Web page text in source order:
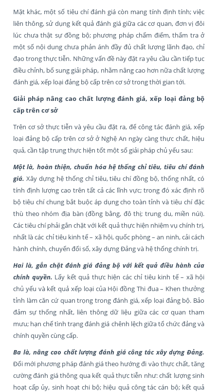
Mặt khác, một số tiêu chí đánh giá còn mang tính định tính; việc
liên thông, sử dụng kết quả đánh giá giữa các cơ quan, đơn vị đôi
lúc chưa thật sự đồng bộ; phương pháp chấm điểm, thẩm tra ở
một số nội dung chưa phản ánh đầy đủ chất lượng lãnh đạo, chỉ
đạo trong thực tiễn. Những vấn đề này đặt ra yêu cầu cần tiếp tục
điều chỉnh, bổ sung giải pháp, nhằm nâng cao hơn nữa chất lượng
đánh giá, xếp loại đảng bộ cấp trên cơ sở trong thời gian tới.
Giải pháp nâng cao chất lượng đánh giá, xếp loại đảng bộ
cấp trên cơ sở
Trên cơ sở thực tiễn và yêu cầu đặt ra, để công tác đánh giá, xếp
loại đảng bộ cấp trên cơ sở ở Nghệ An ngày càng thực chất, hiệu
quả, cần tập trung thực hiện tốt một số giải pháp chủ yếu sau:
Một là, hoàn thiện, chuẩn hóa hệ thống chỉ tiêu, tiêu chí đánh
giá. Xây dựng hệ thống chỉ tiêu, tiêu chí đồng bộ, thống nhất, có
tính định lượng cao trên tất cả các lĩnh vực; trong đó xác định rõ
bộ tiêu chí chung bắt buộc áp dụng cho toàn tỉnh và tiêu chí đặc
thù theo nhóm địa bàn (đồng bằng, đô thị; trung du, miền núi).
Các tiêu chí phải gắn chặt với kết quả thực hiện nhiệm vụ chính trị,
nhất là các chỉ tiêu kinh tế – xã hội, quốc phòng – an ninh, cải cách
hành chính, chuyển đổi số, xây dựng Đảng và hệ thống chính trị.
Hai là, gắn chặt đánh giá đảng bộ với kết quả điều hành của
chính quyền. Lấy kết quả thực hiện các chỉ tiêu kinh tế – xã hội
chủ yếu và kết quả xếp loại của Hội đồng Thi đua – Khen thưởng
tỉnh làm căn cứ quan trọng trong đánh giá, xếp loại đảng bộ. Bảo
đảm sự thống nhất, liên thông dữ liệu giữa các cơ quan tham
mưu; hạn chế tình trạng đánh giá chênh lệch giữa tổ chức đảng và
chính quyền cùng cấp.
Ba là, nâng cao chất lượng đánh giá công tác xây dựng Đảng.
Đổi mới phương pháp đánh giá theo hướng đi vào thực chất, tăng
cường đánh giá thông qua kết quả thực tiễn như: chất lượng sinh
hoạt cấp ủy, sinh hoạt chi bộ; hiệu quả công tác cán bộ; kết quả